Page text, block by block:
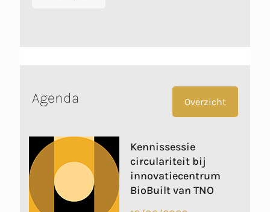
Agenda Overzicht
Kennissessie
circulariteit bij
innovatiecentrum
BioBuilt van TNO